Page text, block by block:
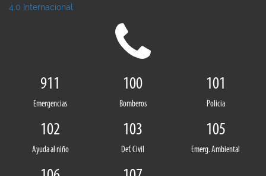
4.0 Internacional
911
Emergencias
100
Bomberos
101
Policia
102
Ayuda al niño
103
Def. Civil
105
Emerg. Ambiental